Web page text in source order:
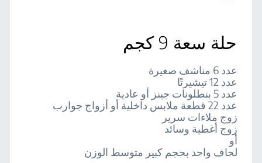
حلة سعة 9 كجم
عدد 6 مناشف صغيرة
عدد 12 تيشيرتًا
عدد 5 بنطلونات جينز أو عادية
عدد 22 قطعة ملابس داخلية أو أزواج جوارب
زوج ملاءات سرير
زوج أغطية وسائد
أو
لحاف واحد بحجم كبير متوسط الوزن